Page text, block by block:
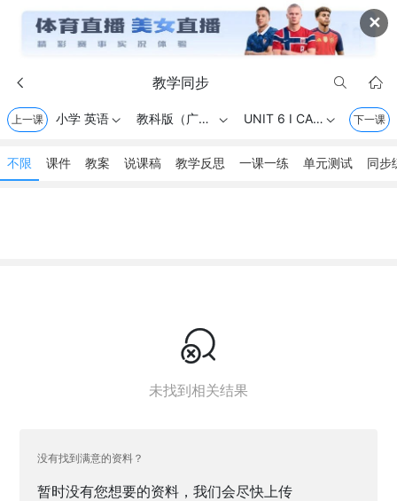
✕
 教学同步  
上一课 小学 英语 教科版（广州） . 一年级上册  UNIT 6 I CAN JUMP  下一课
不限 课件 教案 说课稿 教学反思 一课一练 单元测试 同步

未找到相关结果
没有找到满意的资料？
暂时没有您想要的资料，我们会尽快上传